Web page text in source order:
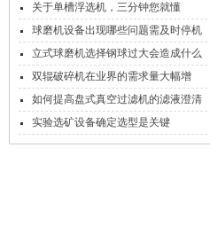
关于单槽浮选机，三分钟您就懂
球磨机设备出现哪些问题需及时停机
立式球磨机选择钢球过大会造成什么
影响
双辊破碎机在业界的需求量大幅增
加！
如何提高盘式真空过滤机的滤液澄清
度
实验选矿设备确定选型是关键